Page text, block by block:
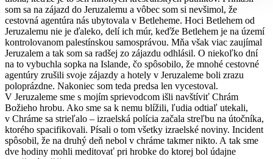
som sa na zájazd do Jeruzalemu a vôbec som si nevšimol, že
cestovná agentúra nás ubytovala v Betleheme. Hoci Betlehem od
Jeruzalemu nie je ďaleko, delí ich múr, keďže Betlehem je na území
kontrolovanom palestínskou samosprávou. Mňa však viac zaujímal
Jeruzalem a tak som sa radšej zo zájazdu odhlásil. O niekoľko dní
na to vybuchla sopka na Islande, čo spôsobilo, že mnohé cestovné
agentúry zrušili svoje zájazdy a hotely v Jeruzaleme boli zrazu
poloprázdne. Nakoniec som teda predsa len vycestoval.
V Jeruzaleme sme s mojím sprievodcom išli navštíviť Chrám
Božieho hrobu. Ako sme sa k nemu blížili, ľudia odtiaľ utekali,
v Chráme sa strieľalo – izraelská polícia začala streľbu na útočníka,
ktorého spacifikovali. Písali o tom všetky izraelské noviny. Incident
spôsobil, že na druhý deň nebol v chráme takmer nikto. A tak sme
dve hodiny mohli meditovať pri hrobke do ktorej bol údajne